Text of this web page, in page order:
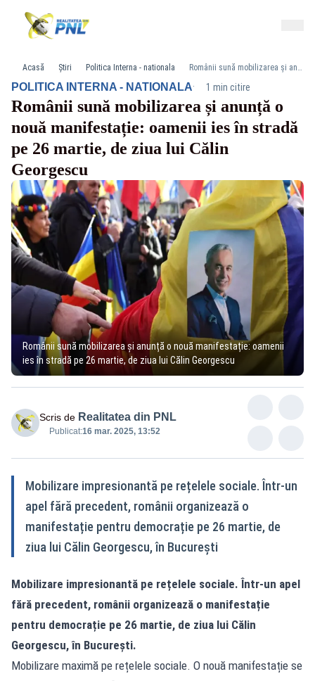
Acasă Știri Politica Interna - nationala Românii sună mobilizarea și anunță o nouă manifestație: oamenii ies în stradă pe 26 martie, de ziua lui Călin Georgescu
POLITICA INTERNA - NATIONALA· 1 min citire
Românii sună mobilizarea și anunță o
nouă manifestație: oamenii ies în stradă
pe 26 martie, de ziua lui Călin
Georgescu
Românii sună mobilizarea și anunță o nouă manifestație: oamenii
ies în stradă pe 26 martie, de ziua lui Călin Georgescu
Scris de Realitatea din PNL
Publicat:16 mar. 2025, 13:52
Mobilizare impresionantă pe rețelele sociale. Într-un
apel fără precedent, românii organizează o
manifestație pentru democrație pe 26 martie, de
ziua lui Călin Georgescu, în București
Mobilizare impresionantă pe rețelele sociale. Într-un apel
fără precedent, românii organizează o manifestație
pentru democrație pe 26 martie, de ziua lui Călin
Georgescu, în București.
Mobilizare maximă pe rețelele sociale. O nouă manifestație se